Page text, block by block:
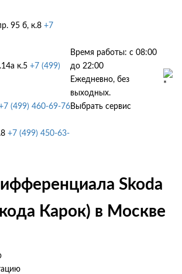
95 б, к.8 +7
к.5 +7 (499)
(499) 460-69-76
+7 (499) 450-63-
Время работы: с 08:00
до 22:00
Ежедневно, без
выходных.
Выбрать сервис
Skoda
Карок) в Москве